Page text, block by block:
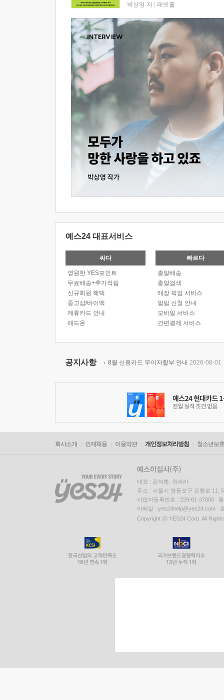
박상영 저 래빗홀
예스24 대표서비스
싸다
영원한 YES포인트
무료배송+추가적립
신규회원 혜택
중고샵/바이백
제휴카드 안내
애드온
빠르다
총알배송
총알검색
매장 픽업 서비스
알림 신청 안내
모바일 서비스
간편결제 서비스
공지사항 8월 신용카드 무이자할부 안내 2026-08-01
회사소개 인재채용 이용약관 개인정보처리방침 청소년보
대표 : 김석환, 최세라
주소 : 서울시 영등포구 은행로 11,
사업자등록번호 : 229-81-37000
이메일 : yes24help@yes24.com
Copyright ⓒ YES24 Corp. All